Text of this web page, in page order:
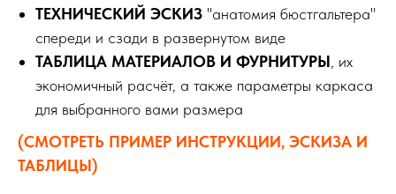
ТЕХНИЧЕСКИЙ ЭСКИЗ "анатомия бюстгальтера"
спереди и сзади в развернутом виде
ТАБЛИЦА МАТЕРИАЛОВ И ФУРНИТУРЫ, их
экономичный расчёт, а также параметры каркаса
для выбранного вами размера
(СМОТРЕТЬ ПРИМЕР ИНСТРУКЦИИ, ЭСКИЗА И
ТАБЛИЦЫ)